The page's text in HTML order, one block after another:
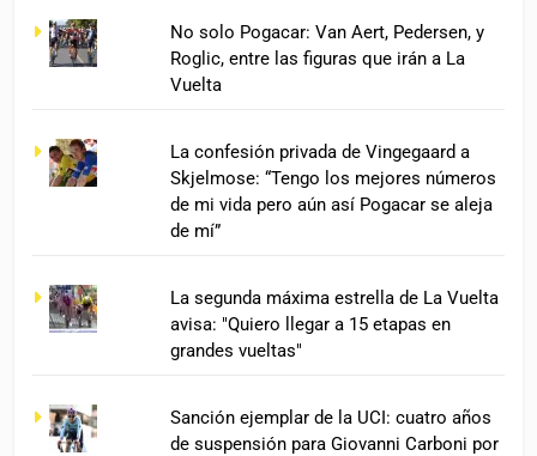
No solo Pogacar: Van Aert, Pedersen, y
Roglic, entre las figuras que irán a La
Vuelta
La confesión privada de Vingegaard a
Skjelmose: “Tengo los mejores números
de mi vida pero aún así Pogacar se aleja
de mí”
La segunda máxima estrella de La Vuelta
avisa: "Quiero llegar a 15 etapas en
grandes vueltas"
Sanción ejemplar de la UCI: cuatro años
de suspensión para Giovanni Carboni por